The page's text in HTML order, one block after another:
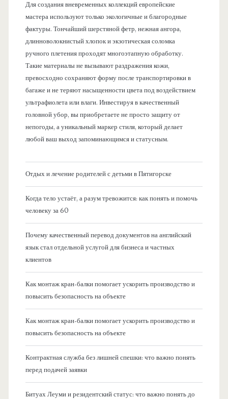
Для создания вневременных коллекций европейские
мастера используют только экологичные и благородные
фактуры. Тончайший шерстяной фетр, нежная ангора,
длинноволокнистый хлопок и экзотическая соломка
ручного плетения проходят многоэтапную обработку.
Такие материалы не вызывают раздражения кожи,
превосходно сохраняют форму после транспортировки в
багаже и не теряют насыщенности цвета под воздействием
ультрафиолета или влаги. Инвестируя в качественный
головной убор, вы приобретаете не просто защиту от
непогоды, а уникальный маркер стиля, который делает
любой ваш выход запоминающимся и статусным.
Отдых и лечение родителей с детьми в Пятигорске
Когда тело устаёт, а разум тревожится: как понять и помочь
человеку за 60
Почему качественный перевод документов на английский
язык стал отдельной услугой для бизнеса и частных
клиентов
Как монтаж кран-балки помогает ускорить производство и
повысить безопасность на объекте
Как монтаж кран-балки помогает ускорить производство и
повысить безопасность на объекте
Контрактная служба без лишней спешки: что важно понять
перед подачей заявки
Битуах Леуми и резидентский статус: что важно понять до